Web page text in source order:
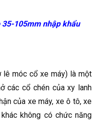
35-105mm nhập khẩu
móc cổ xe máy) là một
các cổ chén của xy lanh
của xe máy, xe ô tô, xe
không có chức năng